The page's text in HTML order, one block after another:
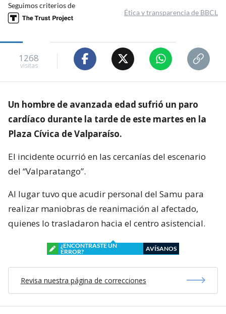
Seguimos criterios de
Ética y transparencia de BBCL
1268
visitas
Un hombre de avanzada edad sufrió un paro
cardíaco durante la tarde de este martes en la
Plaza Cívica de Valparaíso.
El incidente ocurrió en las cercanías del escenario
del “Valparatango”.
Al lugar tuvo que acudir personal del Samu para
realizar maniobras de reanimación al afectado,
quienes lo trasladaron hacia el centro asistencial.
¿ENCONTRASTE UN
ERROR?
AVÍSANOS
Revisa nuestra página de correcciones